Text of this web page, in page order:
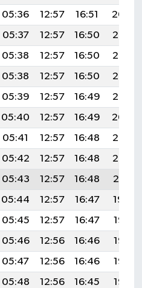
05:36 12:57 16:51
20:09
05:37 12:57 16:50
20:08
05:38 12:57 16:50
20:07
05:38 12:57 16:50
20:06
05:39 12:57 16:49
20:05
05:40 12:57 16:49
20:04
05:41 12:57 16:48
20:03
05:42 12:57 16:48
20:02
05:43 12:57 16:48
20:01
05:44 12:57 16:47
19:59
05:45 12:57 16:47
19:58
05:46 12:56 16:46
19:57
05:47 12:56 16:46
19:56
05:48 12:56 16:45
19:55